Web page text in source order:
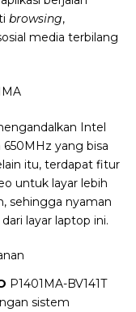
browsing,
media terbilang
Intel
yang bisa
itu, terdapat fitur
untuk layar lebih
sehingga nyaman
layar laptop ini.
P1401MA-BV141T
sistem